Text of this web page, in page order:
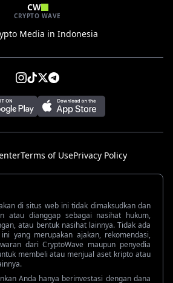
CW
CRYPTO WAVE
Media in Indonesia
Terms of UsePrivacy Policy
di situs web ini tidak dimaksudkan dan
atau dianggap sebagai nasihat hukum,
atau bentuk nasihat lainnya. Tidak ada
yang merupakan ajakan, rekomendasi,
dari CryptoWave maupun penyedia
membeli atau menjual aset kripto atau
Anda hanya berinvestasi dengan dana